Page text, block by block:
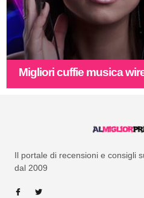
Migliori cuffie musica
Il portale di recensioni e consigli
dal 2009